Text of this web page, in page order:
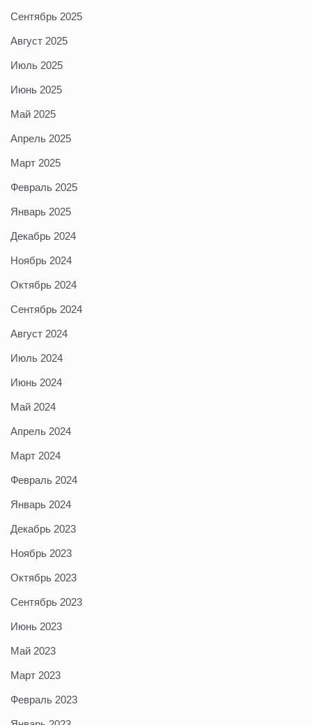
Сентябрь 2025
Август 2025
Июль 2025
Июнь 2025
Май 2025
Апрель 2025
Март 2025
Февраль 2025
Январь 2025
Декабрь 2024
Ноябрь 2024
Октябрь 2024
Сентябрь 2024
Август 2024
Июль 2024
Июнь 2024
Май 2024
Апрель 2024
Март 2024
Февраль 2024
Январь 2024
Декабрь 2023
Ноябрь 2023
Октябрь 2023
Сентябрь 2023
Июнь 2023
Май 2023
Март 2023
Февраль 2023